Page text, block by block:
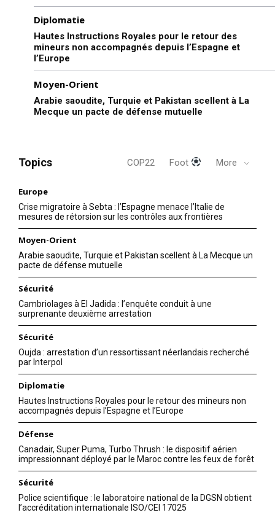
Diplomatie
Hautes Instructions Royales pour le retour des
mineurs non accompagnés depuis l’Espagne et
l’Europe
Moyen-Orient
Arabie saoudite, Turquie et Pakistan scellent à La
Mecque un pacte de défense mutuelle
Topics COP22 Foot More
Europe
Crise migratoire à Sebta : l’Espagne menace l’Italie de
mesures de rétorsion sur les contrôles aux frontières
Moyen-Orient
Arabie saoudite, Turquie et Pakistan scellent à La Mecque un
pacte de défense mutuelle
Sécurité
Cambriolages à El Jadida : l’enquête conduit à une
surprenante deuxième arrestation
Sécurité
Oujda : arrestation d’un ressortissant néerlandais recherché
par Interpol
Diplomatie
Hautes Instructions Royales pour le retour des mineurs non
accompagnés depuis l’Espagne et l’Europe
Défense
Canadair, Super Puma, Turbo Thrush : le dispositif aérien
impressionnant déployé par le Maroc contre les feux de forêt
Sécurité
Police scientifique : le laboratoire national de la DGSN obtient
l’accréditation internationale ISO/CEI 17025